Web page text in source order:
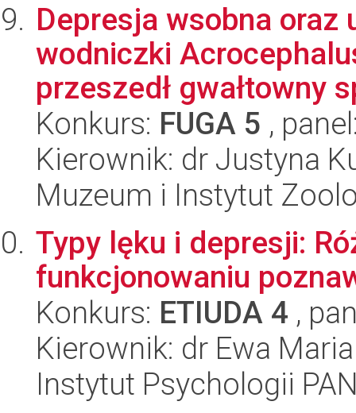
Depresja wsobna oraz
wodniczki
przeszedł gwałtowny
Konkurs: FUGA 5 ,
Kierownik: dr Justyna
Muzeum i Instytut
Typy lęku i depresji:
funkcjonowaniu
Konkurs: ETIUDA 4 ,
Kierownik: dr Ewa
Instytut Psychologii